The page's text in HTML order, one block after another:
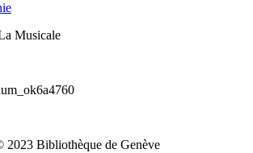
2023 Bibliothèque de Genève